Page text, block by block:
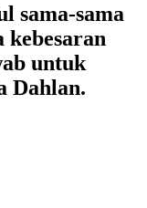
sama-sama
kebesaran
untuk
Dahlan.